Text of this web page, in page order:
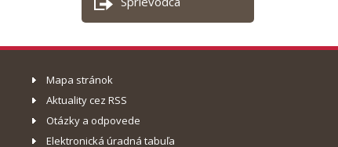
Mapa stránok
Aktuality cez RSS
Otázky a odpovede
Elektronická úradná tabuľa